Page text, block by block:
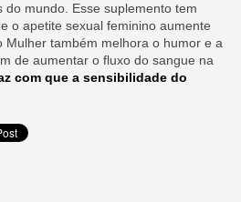
do mundo. Esse suplemento tem
o apetite sexual feminino aumente
Mulher também melhora o humor e a
de aumentar o fluxo do sangue na
com que a sensibilidade do